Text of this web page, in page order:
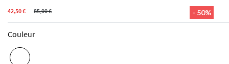
- 50%
42,50 € 85,00 €
Couleur